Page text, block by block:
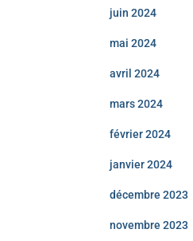
juin 2024
mai 2024
avril 2024
mars 2024
février 2024
janvier 2024
décembre 2023
novembre 2023